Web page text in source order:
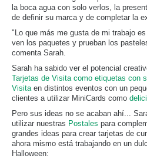
la boca agua con solo verlos, la
de definir su marca y de completar la
"Lo que más me gusta de mi trabajo
ven los paquetes y prueban los
comenta Sarah.
Sarah ha sabido ver el potencial
Tarjetas de Visita como etiquetas con
Visitaen distintos eventos con un
clientes a utilizar MiniCards como
Pero sus ideas no se acaban ahí...
utilizar nuestras Postales para
grandes ideas para crear tarjetas de
ahora mismo está trabajando en un
Halloween: